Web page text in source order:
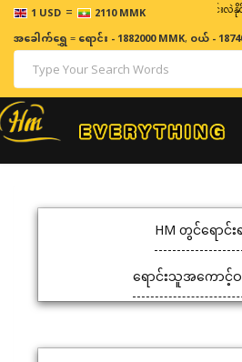
1 USD = 2110 MMK
ဈေးနှုန်းများသည် အချိန်နှင့် အမျှပြောင်းလဲ
အခေါက်ရွှေ=ရောင်း - 1882000 MMK, ဝယ် -
HM တွင်ရောင်း
ရောင်းသူအကောင့်ဝ